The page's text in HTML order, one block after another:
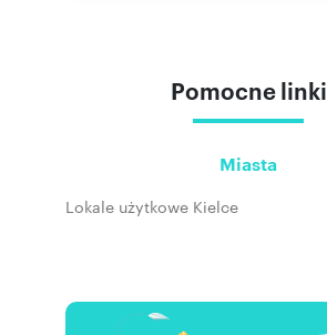
Pomocne linki
Miasta
Lokale użytkowe Kielce